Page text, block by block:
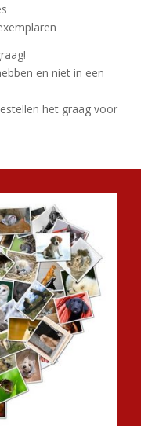
en niet in een
het graag voor